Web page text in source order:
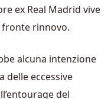
ex Real Madrid vive
fronte rinnovo.
alcuna intenzione
delle eccessive
del